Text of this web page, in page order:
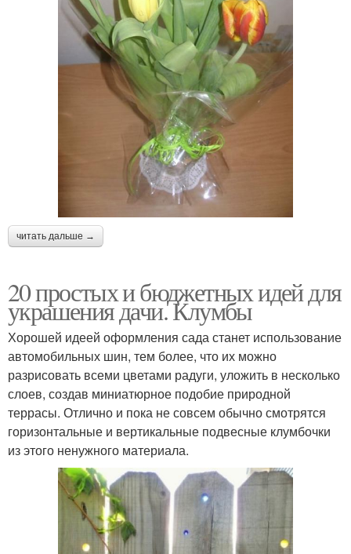
читать дальше →
20 простых и бюджетных идей для
украшения дачи. Клумбы
Хорошей идеей оформления сада станет использование
автомобильных шин, тем более, что их можно
разрисовать всеми цветами радуги, уложить в несколько
слоев, создав миниатюрное подобие природной
террасы. Отлично и пока не совсем обычно смотрятся
горизонтальные и вертикальные подвесные клумбочки
из этого ненужного материала.